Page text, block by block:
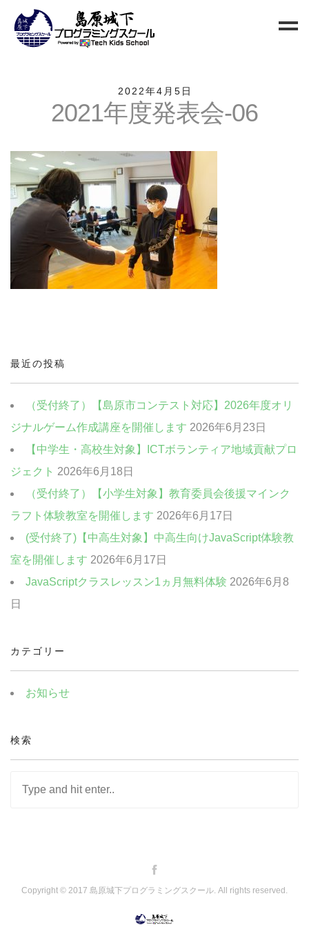
お問い合わせ
クラス
小中高校生向けクラス
QUREO初級クラス
QUREO中級クラス
電子工作部
2022年4月5日
2021年度発表会-06
最近の投稿
（受付終了）【島原市コンテスト対応】2026年度オリ
ジナルゲーム作成講座を開催します 2026年6月23日
【中学生・高校生対象】ICTボランティア地域貢献プロ
ジェクト 2026年6月18日
（受付終了）【小学生対象】教育委員会後援マインク
ラフト体験教室を開催します 2026年6月17日
(受付終了)【中高生対象】中高生向けJavaScript体験教
室を開催します 2026年6月17日
JavaScriptクラスレッスン1ヵ月無料体験 2026年6月8
日
カテゴリー
お知らせ
検索
Copyright © 2017 島原城下プログラミングスクール. All rights reserved.